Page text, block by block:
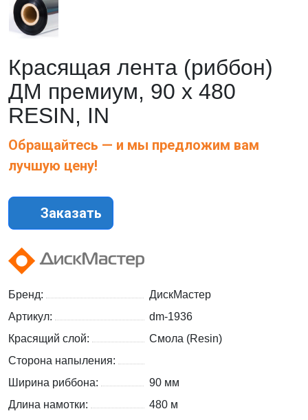
Красящая лента (риббон)
ДМ премиум, 90 х 480
RESIN, IN
Обращайтесь — и мы предложим вам
лучшую цену!
Заказать
Бренд:
ДискМастер
Артикул:
dm-1936
Красящий слой:
Смола (Resin)
Сторона напыления:
Ширина риббона:
90 мм
Длина намотки:
480 м